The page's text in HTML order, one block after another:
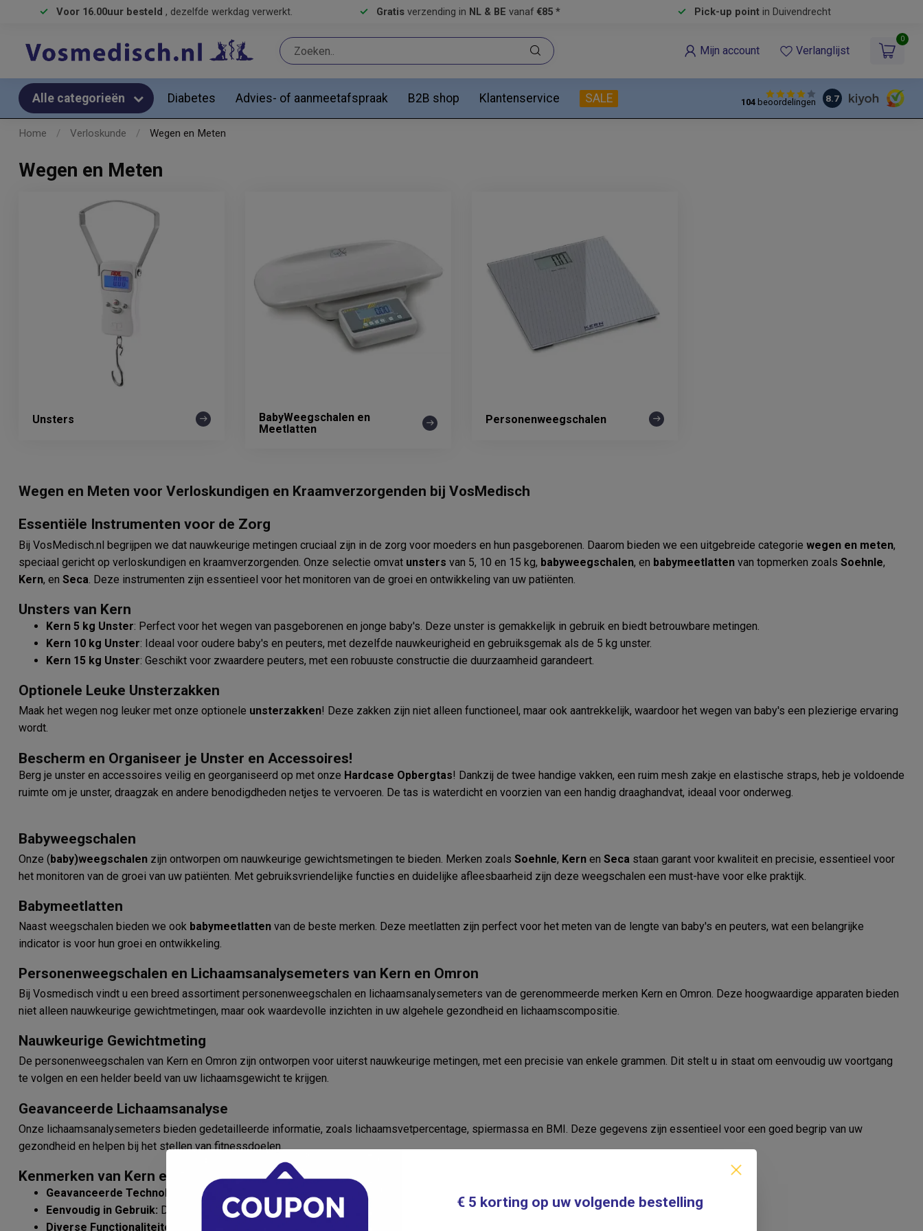
Voor 16.00uur besteld , dezelfde werkdag verwerkt. Gratis verzending in NL & BE vanaf €85 * Pick-up pointin Duivendrecht
Mijn account Verlanglijst
0
Alle categorieën Diabetes Advies- of aanmeetafspraak B2B shop Klantenservice SALE 104beoordelingen 8.7
Home / Verloskunde / Wegen en Meten
Wegen en Meten
Unsters
BabyWeegschalen en
Meetlatten
Personenweegschalen
Wegen en Meten voor Verloskundigen en Kraamverzorgenden bij VosMedisch
Essentiële Instrumenten voor de Zorg
Bij VosMedisch.nl begrijpen we dat nauwkeurige metingen cruciaal zijn in de zorg voor moeders en hun pasgeborenen. Daarom bieden we een uitgebreide categorie wegen en meten,
speciaal gericht op verloskundigen en kraamverzorgenden. Onze selectie omvat unsters van 5, 10 en 15 kg, babyweegschalen, en babymeetlatten van topmerken zoals Soehnle,
Kern, en Seca. Deze instrumenten zijn essentieel voor het monitoren van de groei en ontwikkeling van uw patiënten.
Unsters van Kern
Kern 5 kg Unster: Perfect voor het wegen van pasgeborenen en jonge baby's. Deze unster is gemakkelijk in gebruik en biedt betrouwbare metingen.
Kern 10 kg Unster: Ideaal voor oudere baby's en peuters, met dezelfde nauwkeurigheid en gebruiksgemak als de 5 kg unster.
Kern 15 kg Unster: Geschikt voor zwaardere peuters, met een robuuste constructie die duurzaamheid garandeert.
Optionele Leuke Unsterzakken
Maak het wegen nog leuker met onze optionele unsterzakken! Deze zakken zijn niet alleen functioneel, maar ook aantrekkelijk, waardoor het wegen van baby's een plezierige ervaring
wordt.
Bescherm en Organiseer je Unster en Accessoires!
Berg je unster en accessoires veilig en georganiseerd op met onze Hardcase Opbergtas! Dankzij de twee handige vakken, een ruim mesh zakje en elastische straps, heb je voldoende
ruimte om je unster, draagzak en andere benodigdheden netjes te vervoeren. De tas is waterdicht en voorzien van een handig draaghandvat, ideaal voor onderweg.
Babyweegschalen
Onze (baby)weegschalen zijn ontworpen om nauwkeurige gewichtsmetingen te bieden. Merken zoals Soehnle, Kern en Seca staan garant voor kwaliteit en precisie, essentieel voor
het monitoren van de groei van uw patiënten. Met gebruiksvriendelijke functies en duidelijke afleesbaarheid zijn deze weegschalen een must-have voor elke praktijk.
Babymeetlatten
Naast weegschalen bieden we ook babymeetlatten van de beste merken. Deze meetlatten zijn perfect voor het meten van de lengte van baby's en peuters, wat een belangrijke
indicator is voor hun groei en ontwikkeling.
Personenweegschalen en Lichaamsanalysemeters van Kern en Omron
Bij Vosmedisch vindt u een breed assortiment personenweegschalen en lichaamsanalysemeters van de gerenommeerde merken Kern en Omron. Deze hoogwaardige apparaten bieden
niet alleen nauwkeurige gewichtmetingen, maar ook waardevolle inzichten in uw algehele gezondheid en lichaamscompositie.
Nauwkeurige Gewichtmeting
De personenweegschalen van Kern en Omron zijn ontworpen voor uiterst nauwkeurige metingen, met een precisie van enkele grammen. Dit stelt u in staat om eenvoudig uw voortgang
te volgen en een helder beeld van uw lichaamsgewicht te krijgen.
Geavanceerde Lichaamsanalyse
Onze lichaamsanalysemeters bieden gedetailleerde informatie, zoals lichaamsvetpercentage, spiermassa en BMI. Deze gegevens zijn essentieel voor een goed begrip van uw
gezondheid en helpen bij het stellen van fitnessdoelen.
Kenmerken van Kern en Omron
Geavanceerde Technologie:
Voor nauwkeurige en consistente metingen.
Eenvoudig in Gebruik: Duidelijk afleesbaar display voor snelle resultaten.
Diverse Functionaliteiten:
€ 5 korting op uw volgende bestelling